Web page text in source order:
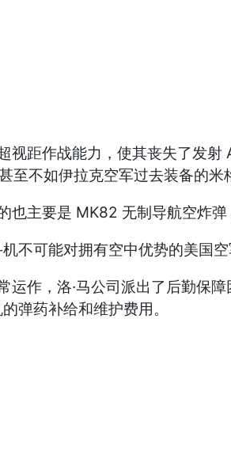
视距作战能力，使其丧失了发
不如伊拉克空军过去装备的米
也主要是 MK82 无制导航空炸
不可能对拥有空中优势的美国
运作，洛·马公司派出了后勤保
弹药补给和维护费用。